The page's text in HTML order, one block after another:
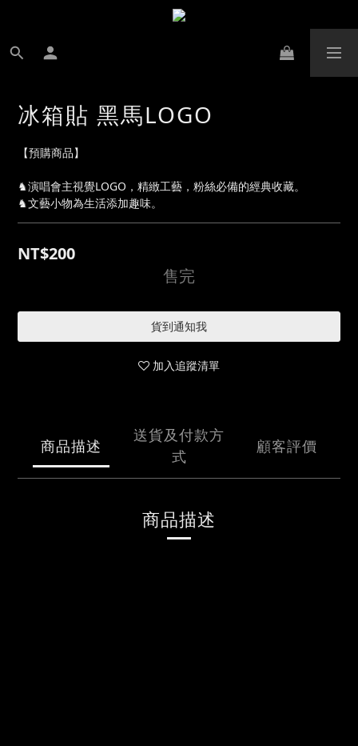
冰箱貼 黑馬LOGO
【預購商品】
♞演唱會主視覺LOGO，精緻工藝，粉絲必備的經典收藏。
♞文藝小物為生活添加趣味。
NT$200
售完
貨到通知我
加入追蹤清單
商品描述
送貨及付款方
式
顧客評價
商品描述